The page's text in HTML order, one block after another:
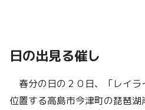
日の出見る催し
春分の日の２０日、「レイラ
位置する高島市今津町の琵琶